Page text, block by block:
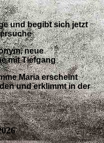
und begibt sich jetzt
neue
mit Tiefgang
Maria erscheint
und erklimmt in der